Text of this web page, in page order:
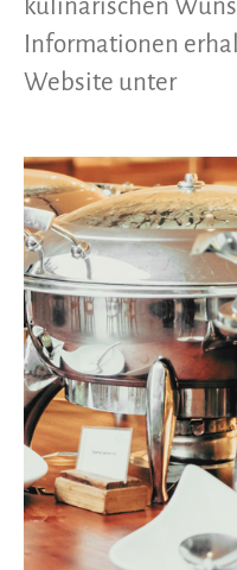
kulinarischen
Informationen
Website unter